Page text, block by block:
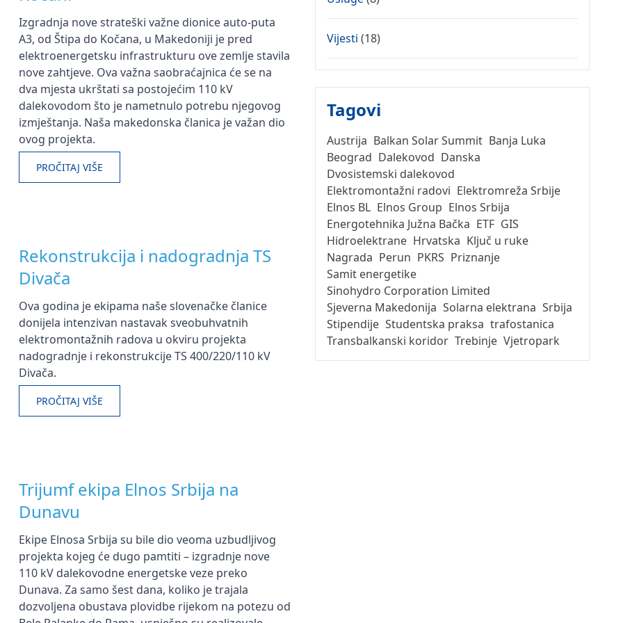
Izgradnja nove strateški važne dionice auto-puta
A3, od Štipa do Kočana, u Makedoniji je pred
elektroenergetsku infrastrukturu ove zemlje stavila
nove zahtjeve. Ova važna saobraćajnica će se na
dva mjesta ukrštati sa postojećim 110 kV
dalekovodom što je nametnulo potrebu njegovog
izmještanja. Naša makedonska članica je važan dio
ovog projekta.
PROČITAJ VIŠE
Rekonstrukcija i nadogradnja TS
Divača
Ova godina je ekipama naše slovenačke članice
donijela intenzivan nastavak sveobuhvatnih
elektromontažnih radova u okviru projekta
nadogradnje i rekonstrukcije TS 400/220/110 kV
Divača.
PROČITAJ VIŠE
Trijumf ekipa Elnos Srbija na
Dunavu
Ekipe Elnosa Srbija su bile dio veoma uzbudljivog
projekta kojeg će dugo pamtiti – izgradnje nove
110 kV dalekovodne energetske veze preko
Dunava. Za samo šest dana, koliko je trajala
dozvoljena obustava plovidbe rijekom na potezu od
Vijesti (18)
Tagovi
Austrija Balkan Solar Summit Banja Luka
Beograd Dalekovod Danska
Dvosistemski dalekovod
Elektromontažni radovi Elektromreža Srbije
Elnos BL Elnos Group Elnos Srbija
Energotehnika Južna Bačka ETF GIS
Hidroelektrane Hrvatska Ključ u ruke
Nagrada Perun PKRS Priznanje
Samit energetike
Sinohydro Corporation Limited
Sjeverna Makedonija Solarna elektrana Srbija
Stipendije Studentska praksa trafostanica
Transbalkanski koridor Trebinje Vjetropark